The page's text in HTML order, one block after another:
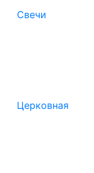
Свечи
Церковная